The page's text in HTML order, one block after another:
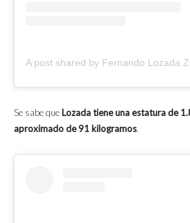
Se sabe que Lozada tiene una estatura de
aproximado de 91 kilogramos.